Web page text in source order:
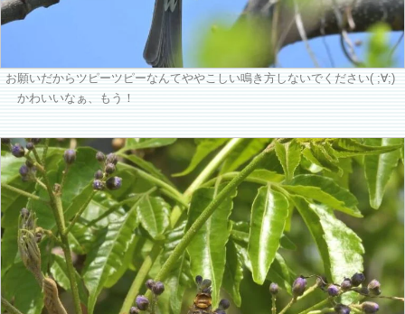
お願いだからツピーツピーなんてややこしい鳴き方しないでください( ;∀;)
かわいいなぁ、もう！